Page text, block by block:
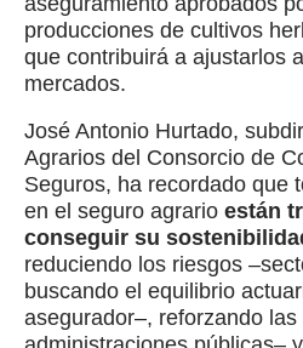
producciones de cultivos
que contribuirá a ajustarlos
mercados.
José Antonio Hurtado,
Agrarios del Consorcio de
Seguros, ha recordado que
en el seguro agrario están
conseguir su
reduciendo los riesgos
buscando el equilibrio
asegurador–, reforzando